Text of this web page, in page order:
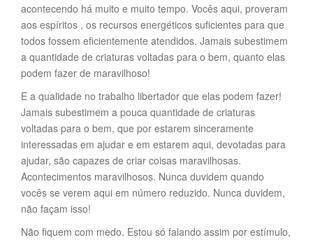
acontecendo há muito e muito tempo. Vocês aqui, proveram
aos espíritos , os recursos energéticos suficientes para que
todos fossem eficientemente atendidos. Jamais subestimem
a quantidade de criaturas voltadas para o bem, quanto elas
podem fazer de maravilhoso!
E a qualidade no trabalho libertador que elas podem fazer!
Jamais subestimem a pouca quantidade de criaturas
voltadas para o bem, que por estarem sinceramente
interessadas em ajudar e em estarem aqui, devotadas para
ajudar, são capazes de criar coisas maravilhosas.
Acontecimentos maravilhosos. Nunca duvidem quando
vocês se verem aqui em número reduzido. Nunca duvidem,
não façam isso!
Não fiquem com medo. Estou só falando assim por estímulo,